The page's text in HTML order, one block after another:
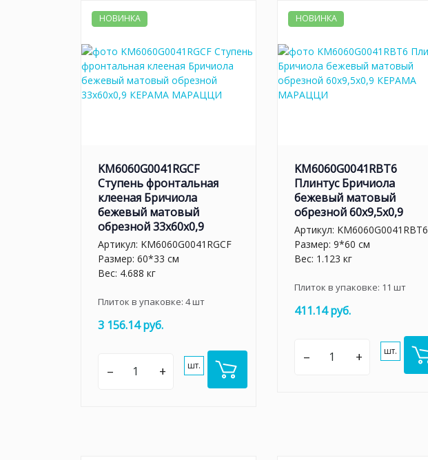
НОВИНКА
KM6060G0041RGCF
Ступень фронтальная
клееная Бричиола
бежевый матовый
обрезной 33x60x0,9
Артикул: KM6060G0041RGCF
Размер: 60*33 см
Вес: 4.688 кг
Плиток в упаковке: 4шт
3 156.14 руб.
– + шт.
НОВИНКА
KM6060G0041RBT6
Плинтус Бричиола
бежевый матовый
обрезной 60x9,5x0,9
Артикул: KM6060G0041RBT6
Размер: 9*60 см
Вес: 1.123 кг
Плиток в упаковке: 11 шт
411.14 руб.
– + шт.